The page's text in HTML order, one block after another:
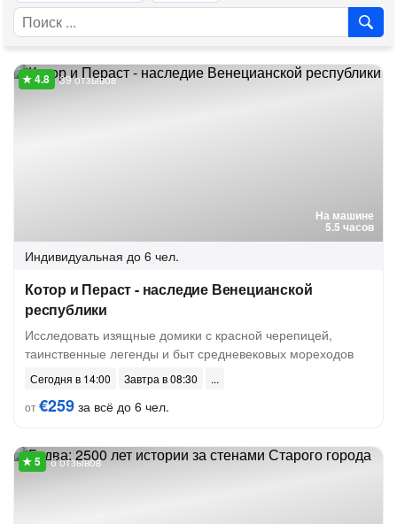
На машине
5.5 часов
39 отзывов
Индивидуальная до 6 чел.
Котор и Пераст - наследие Венецианской
республики
Исследовать изящные домики с красной черепицей,
таинственные легенды и быт средневековых мореходов
Сегодня в 14:00
Завтра в 08:30
от€259 за всё до 6 чел.
6 отзывов